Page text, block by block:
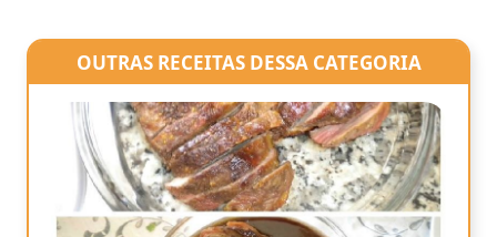
OUTRAS RECEITAS DESSA CATEGORIA